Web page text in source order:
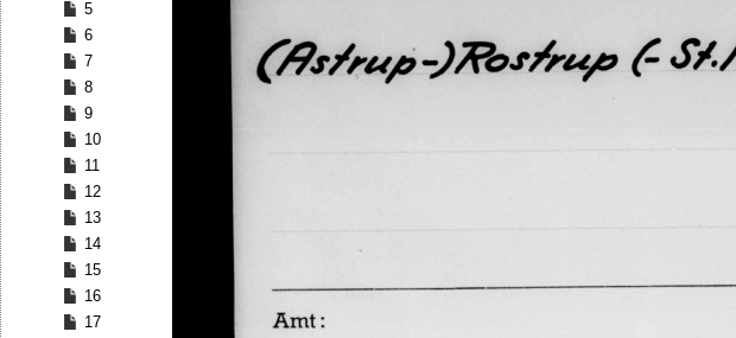
5
6
7
8
9
10
11
12
13
14
15
16
17